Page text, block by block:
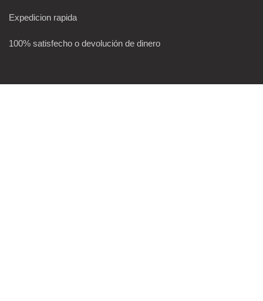
Expedicion rapida
100% satisfecho o devolución de dinero